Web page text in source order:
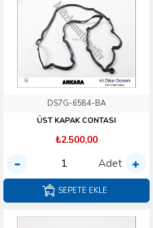
DS7G-6584-BA
ÜST KAPAK CONTASI
₺2.500,00
Adet
SEPETE EKLE